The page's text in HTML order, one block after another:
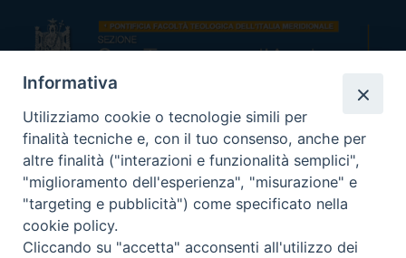
Indirizzi:
Viale Colli Aminei, 2
80131 Napoli
Telefono:
tel +39.081.7410000
Informativa
Utilizziamo cookie o tecnologie simili per
finalità tecniche e, con il tuo consenso, anche per
altre finalità ("interazioni e funzionalità semplici",
"miglioramento dell'esperienza", "misurazione" e
"targeting e pubblicità") come specificato nella
cookie policy.
Cliccando su "accetta" acconsenti all'utilizzo dei